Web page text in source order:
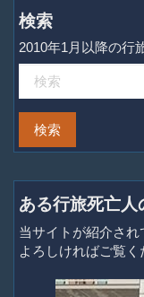
検索
2010年1月以降の行
ある行旅死亡人
当サイトが紹介され
よろしければご覧く